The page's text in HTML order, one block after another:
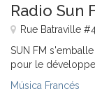
Radio Sun
Rue Batraville
SUN FM
pour le
Música Francés